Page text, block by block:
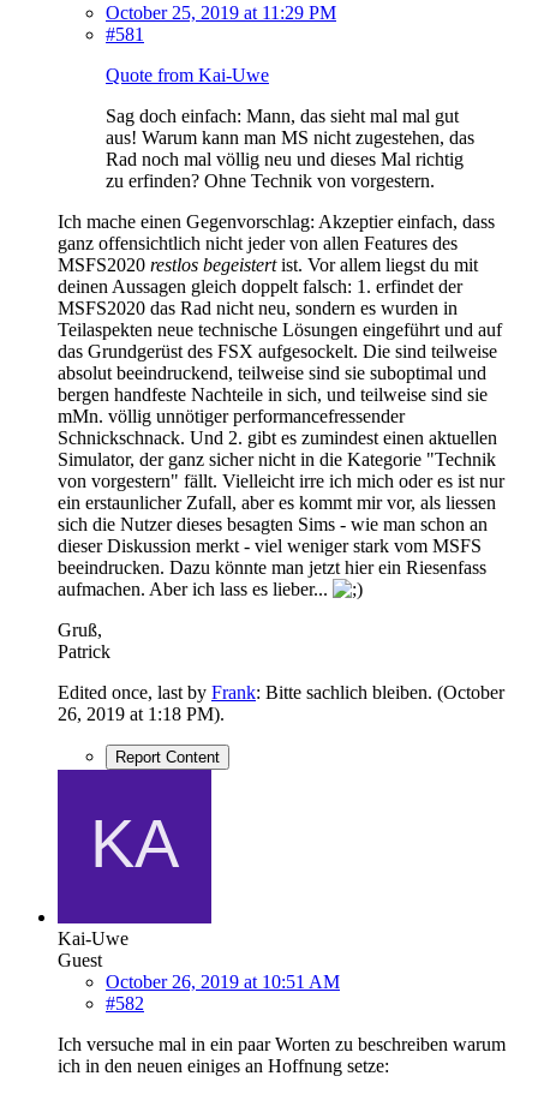
October 25, 2019 at 11:29 PM
#581
Quote from Kai-Uwe
Sag doch einfach: Mann, das sieht mal mal gut
aus! Warum kann man MS nicht zugestehen, das
Rad noch mal völlig neu und dieses Mal richtig
zu erfinden? Ohne Technik von vorgestern.
Ich mache einen Gegenvorschlag: Akzeptier einfach, dass
ganz offensichtlich nicht jeder von allen Features des
MSFS2020 restlos begeistertist. Vor allem liegst du mit
deinen Aussagen gleich doppelt falsch: 1. erfindet der
MSFS2020 das Rad nicht neu, sondern es wurden in
Teilaspekten neue technische Lösungen eingeführt und auf
das Grundgerüst des FSX aufgesockelt. Die sind teilweise
absolut beeindruckend, teilweise sind sie suboptimal und
bergen handfeste Nachteile in sich, und teilweise sind sie
mMn. völlig unnötiger performancefressender
Schnickschnack. Und 2. gibt es zumindest einen aktuellen
Simulator, der ganz sicher nicht in die Kategorie "Technik
von vorgestern" fällt. Vielleicht irre ich mich oder es ist nur
ein erstaunlicher Zufall, aber es kommt mir vor, als liessen
sich die Nutzer dieses besagten Sims - wie man schon an
dieser Diskussion merkt - viel weniger stark vom MSFS
beeindrucken. Dazu könnte man jetzt hier ein Riesenfass
aufmachen. Aber ich lass es lieber...
Gruß,
Patrick
Edited once, last by Frank: Bitte sachlich bleiben. (October
26, 2019 at 1:18 PM).
Report Content
Kai-Uwe
Guest
October 26, 2019 at 10:51 AM
#582
Ich versuche mal in ein paar Worten zu beschreiben warum
ich in den neuen einiges an Hoffnung setze: